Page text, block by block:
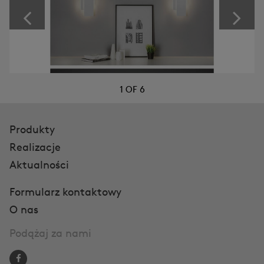
2 OF 6
Produkty
Realizacje
Aktualności
Formularz kontaktowy
O nas
Podążaj za nami